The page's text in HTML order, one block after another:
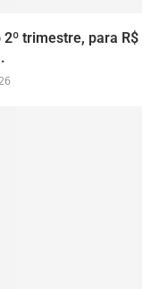
2º trimestre, para R$